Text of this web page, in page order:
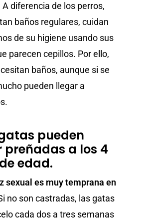
A diferencia de los perros,
baños regulares, cuidan
de su higiene usando sus
parecen cepillos. Por ello,
baños, aunque si se
pueden llegar a
pueden
preñadas a los 4
edad.
sexual es muy temprana en
no son castradas, las gatas
cada dos a tres semanas